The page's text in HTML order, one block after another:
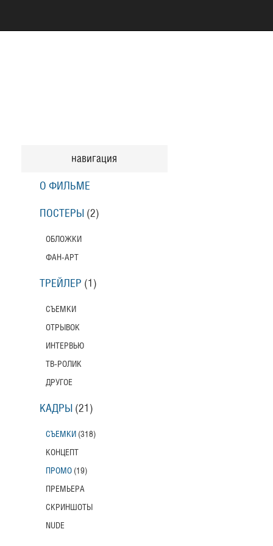
навигация
О ФИЛЬМЕ
ПОСТЕРЫ (2)
ОБЛОЖКИ
ФАН-АРТ
ТРЕЙЛЕР (1)
СЪЕМКИ
ОТРЫВОК
ИНТЕРВЬЮ
ТВ-РОЛИК
ДРУГОЕ
КАДРЫ (21)
СЪЕМКИ (318)
КОНЦЕПТ
ПРОМО (19)
ПРЕМЬЕРА
СКРИНШОТЫ
NUDE